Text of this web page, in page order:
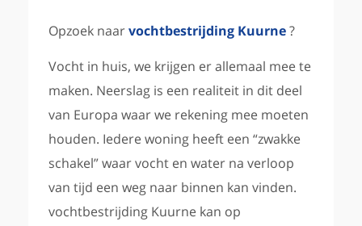
Opzoek naarvochtbestrijding Kuurne?
Vocht in huis, we krijgen er allemaal mee te
maken. Neerslag is een realiteit in dit deel
van Europa waar we rekening mee moeten
houden. Iedere woning heeft een “zwakke
schakel” waar vocht en water na verloop
van tijd een weg naar binnen kan vinden.
vochtbestrijding Kuurne kan op